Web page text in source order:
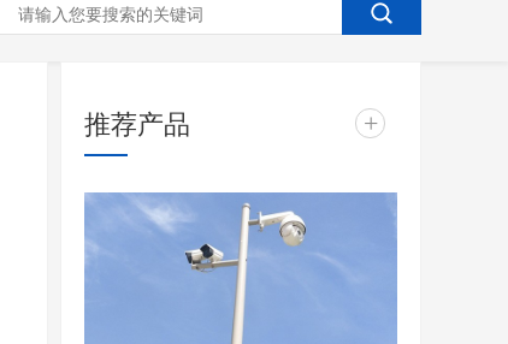
推荐产品 +